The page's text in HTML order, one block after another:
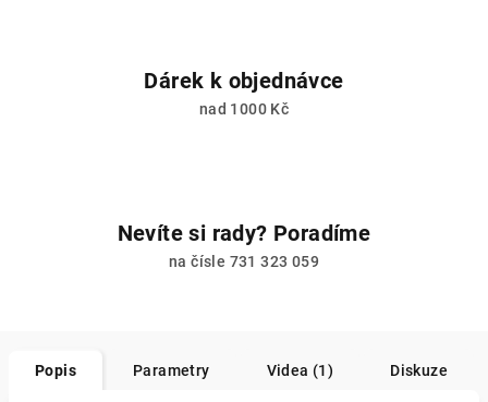
Dárek k objednávce
nad 1000 Kč
Nevíte si rady? Poradíme
na čísle 731 323 059
Popis Parametry Videa (1) Diskuze